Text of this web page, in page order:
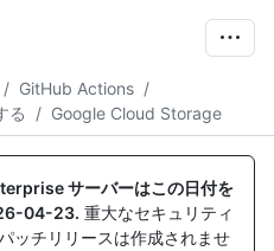
/ GitHub Actions /
る
/ Google Cloud Storage
サーバーはこの日付を
04-23. 重大なセキュリティ
ッチリリースは作成されませ